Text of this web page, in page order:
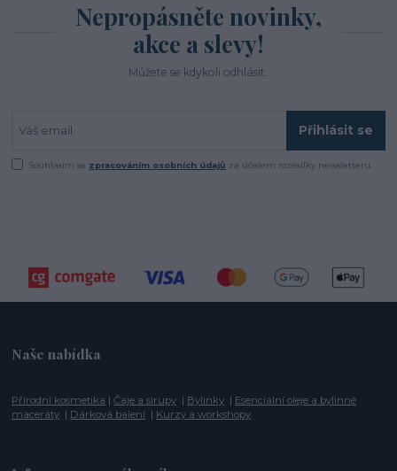
Nepropásněte novinky,
akce a slevy!
Můžete se kdykoli odhlásit.
Přihlásit se
Souhlasím se zpracováním osobních údajů za účelem rozesílky newsletteru.
Naše nabídka
Přírodní kosmetika |Čaje a sirupy | Bylinky | Esenciální oleje a bylinné
maceráty | Dárková balení | Kurzy a workshopy